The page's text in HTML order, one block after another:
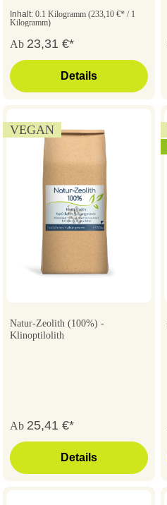
Inhalt: 0.1 Kilogramm (233,10 €* / 1
Kilogramm)
Ab 23,31 €*
Details
VEGAN
Natur-Zeolith (100%) -
Klinoptilolith
Ab 25,41 €*
Details